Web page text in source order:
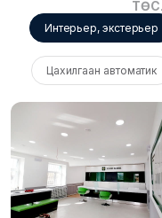
Интерьер, экстерьер
Цахилгаан автоматик